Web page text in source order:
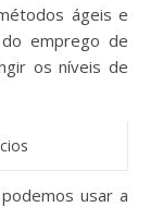
ágeis e
do emprego de
os níveis de
usar a